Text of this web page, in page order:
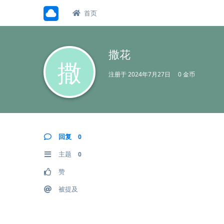
首页
撒
撒花
注册于2024年7月27日 0 金币
回复 0
主题 0
赞
被提及